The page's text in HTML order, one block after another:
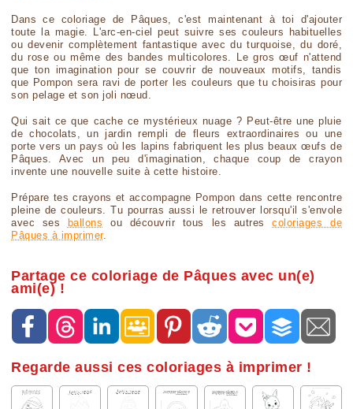
Dans ce coloriage de Pâques, c'est maintenant à toi d'ajouter
toute la magie. L'arc-en-ciel peut suivre ses couleurs habituelles
ou devenir complètement fantastique avec du turquoise, du doré,
du rose ou même des bandes multicolores. Le gros œuf n'attend
que ton imagination pour se couvrir de nouveaux motifs, tandis
que Pompon sera ravi de porter les couleurs que tu choisiras pour
son pelage et son joli nœud.
Qui sait ce que cache ce mystérieux nuage ? Peut-être une pluie
de chocolats, un jardin rempli de fleurs extraordinaires ou une
porte vers un pays où les lapins fabriquent les plus beaux œufs de
Pâques. Avec un peu d'imagination, chaque coup de crayon
invente une nouvelle suite à cette histoire.
Prépare tes crayons et accompagne Pompon dans cette rencontre
pleine de couleurs. Tu pourras aussi le retrouver lorsqu'il s'envole
avec ses
ballons ou découvrir tous les autrescoloriages de
Pâques à imprimer.
Partage ce coloriage de Pâques avec un(e)
ami(e) !
Regarde aussi ces coloriages à imprimer !